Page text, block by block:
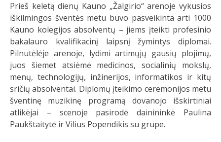
Prieš keletą dienų Kauno „Žalgirio“ arenoje vykusios
iškilmingos šventės metu buvo pasveikinta arti 1000
Kauno kolegijos absolventų – jiems įteikti profesinio
bakalauro kvalifikacinį laipsnį žymintys diplomai.
Pilnutėlėje arenoje, lydimi artimųjų gausių plojimų,
juos šiemet atsiėmė medicinos, socialinių mokslų,
menų, technologijų, inžinerijos, informatikos ir kitų
sričių absolventai. Diplomų įteikimo ceremonijos metu
šventinę muzikinę programą dovanojo išskirtiniai
atlikėjai – scenoje pasirodė dainininkė Paulina
Paukštaitytė ir Vilius Popendikis su grupe.